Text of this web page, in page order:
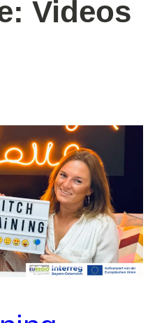
Videos